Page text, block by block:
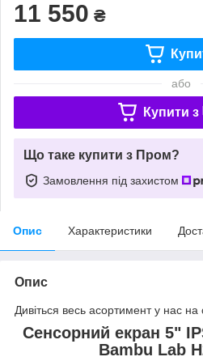
11 550 ₴
або
Купити з
Що таке купити з Пром?
Замовлення під захистом
Опис Характеристики
Опис
Дивіться весь асортимент у нас на
Сенсорний екран 5"
Bambu Lab